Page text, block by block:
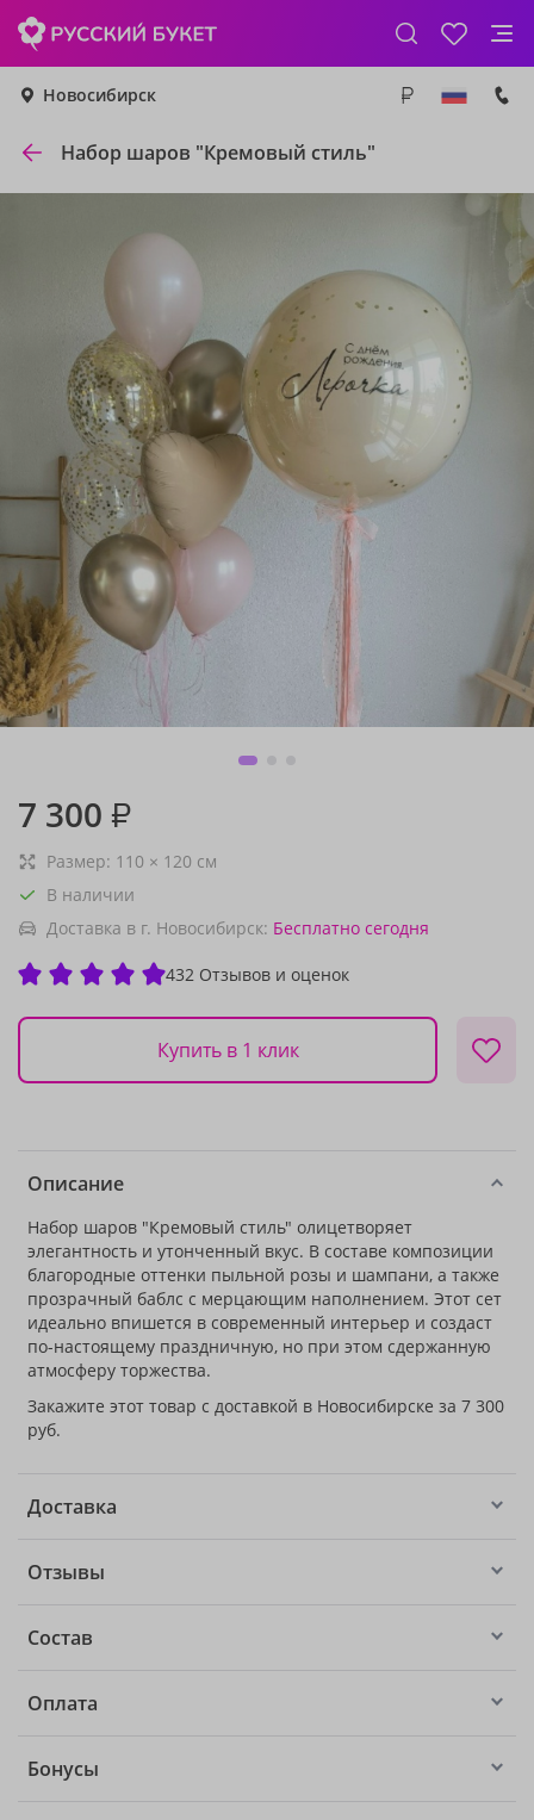
Новосибирск
Набор шаров "Кремовый стиль"
7 300 ₽
Размер: 110 × 120 см
В наличии
Доставка в г. Новосибирск: Бесплатно сегодня
432 Отзывов и оценок
Купить в 1 клик
Описание
Набор шаров "Кремовый стиль" олицетворяет
элегантность и утонченный вкус. В составе композиции
благородные оттенки пыльной розы и шампани, а также
прозрачный баблс с мерцающим наполнением. Этот сет
идеально впишется в современный интерьер и создаст
по-настоящему праздничную, но при этом сдержанную
атмосферу торжества.
Закажите этот товар с доставкой в Новосибирске за 7 300
руб.
Доставка
Отзывы
Состав
Оплата
Бонусы